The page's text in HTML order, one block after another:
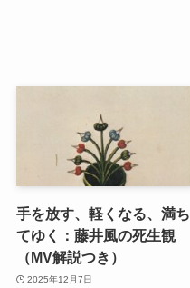
手を放す、軽くなる、満ち
てゆく：藤井風の死生観
（MV解説つき）
2025年12月7日